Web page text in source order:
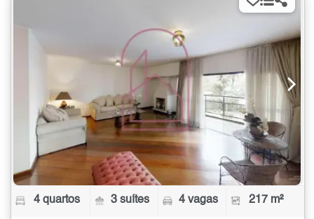
4 quartos 3 suítes 4 vagas 217 m²